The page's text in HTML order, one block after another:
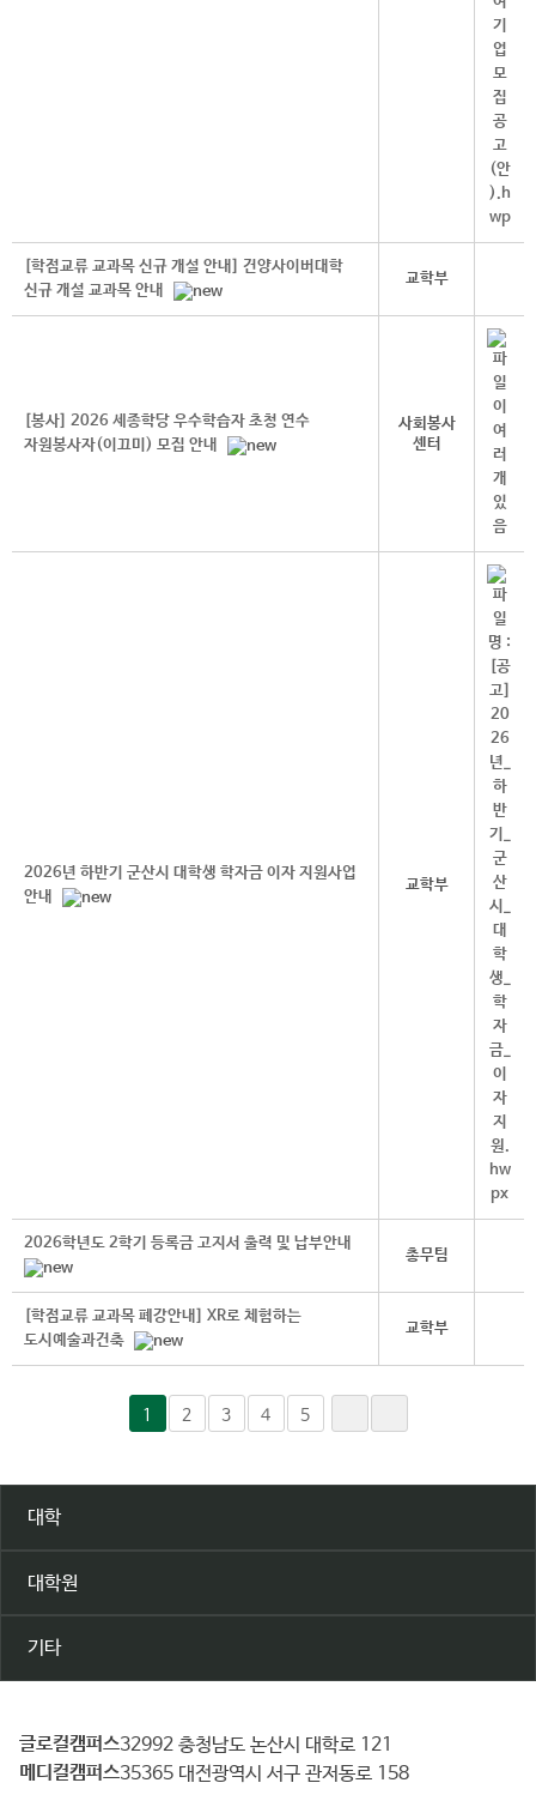
[학점교류 교과목 신규 개설 안내] 건양사이버대학
신규 개설 교과목 안내
교학부
[봉사] 2026 세종학당 우수학습자 초청 연수
자원봉사자(이끄미) 모집 안내
사회봉사
센터
2026년 하반기 군산시 대학생 학자금 이자 지원사업
안내
교학부
2026학년도 2학기 등록금 고지서 출력 및 납부안내
총무팀
[학점교류 교과목 폐강안내] XR로 체험하는
도시예술과건축
교학부
1 2 3 4 5
대학
대학원
기타
건
양
글로컬캠퍼스 32992 충청남도 논산시 대학로 121
메디컬캠퍼스 35365 대전광역시 서구 관저동로 158